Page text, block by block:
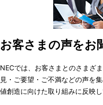
表
し
て
ゲ
ー
シ
お客さまの声をお
NECでは、お客さまとのさまざ
見・ご要望・ご不満などの声を
値創造に向けた取り組みに反映し